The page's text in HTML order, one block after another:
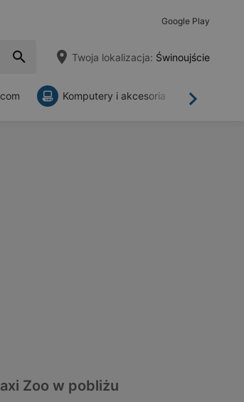
Google Play
Twoja lokalizacja: Świnoujście
Dalej
Komputery i akcesoria
Zoo w pobliżu